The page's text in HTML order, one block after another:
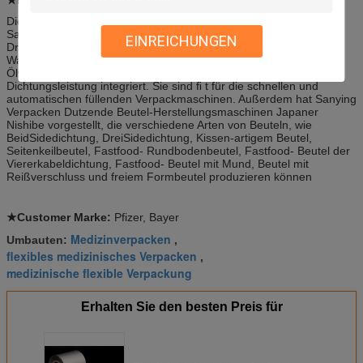
EINREICHUNGEN
Die Verbundfolie und Beutel, die produziert werden, indem sie
Sanying verpackten, haben Eigenschaften des empfindlichen
Druckens, der guten Behinderung des Gases, des Lichtes, des
Wasserdampfes und des -geruchs, des ausgezeichneten
Ölwiderstands, des Schadstoffwiderstands und der thermischen
Dichtungsleistung integriert. Sie sind ﬁ t für die schnellen und
automatischen füllenden Verpackmaschinen. Außerdem hat Sanying
Verpacken Dutzende Beutel-Herstellungsmaschinen Japaner
Nishibe vorgestellt, die verschiedene Arten von Beuteln, wie
BeidSidedichtung, DreiSidedichtung, Kissen-artigem Beutel,
Seitenkeilbeutel, Fastfood- Rundbodenbeutel, Fastfood- Beutel der
Viererkabeldichtung, Fastfood- Beutel mit Mund, Beutel mit
Reißverschluss und freiem Formbeutel produzieren können
★Customer Marke: Pfizer, Bayer
Umbauten: Medizinverpacken ,
flexibles medizinisches Verpacken ,
medizinische flexible Verpackung
Erhalten Sie den besten Preis für